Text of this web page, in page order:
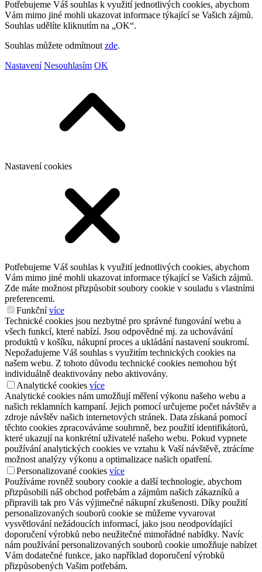
Potřebujeme Váš souhlas k využití jednotlivých cookies, abychom
Vám mimo jiné mohli ukazovat informace týkající se Vašich zájmů.
Souhlas udělíte kliknutím na „OK“.
Souhlas můžete odmítnout zde.
Nastavení Nesouhlasím OK
Nastavení cookies
Potřebujeme Váš souhlas k využití jednotlivých cookies, abychom
Vám mimo jiné mohli ukazovat informace týkající se Vašich zájmů.
Zde máte možnost přizpůsobit soubory cookie v souladu s vlastními
preferencemi.
Funkční více
Technické cookies jsou nezbytné pro správné fungování webu a
všech funkcí, které nabízí. Jsou odpovědné mj. za uchovávání
produktů v košíku, nákupní proces a ukládání nastavení soukromí.
Nepožadujeme Váš souhlas s využitím technických cookies na
našem webu. Z tohoto důvodu technické cookies nemohou být
individuálně deaktivovány nebo aktivovány.
Analytické cookies více
Analytické cookies nám umožňují měření výkonu našeho webu a
našich reklamních kampaní. Jejich pomocí určujeme počet návštěv a
zdroje návštěv našich internetových stránek. Data získaná pomocí
těchto cookies zpracováváme souhrnně, bez použití identifikátorů,
které ukazují na konkrétní uživatelé našeho webu. Pokud vypnete
používání analytických cookies ve vztahu k Vaší návštěvě, ztrácíme
možnost analýzy výkonu a optimalizace našich opatření.
Personalizované cookies více
Používáme rovněž soubory cookie a další technologie, abychom
přizpůsobili náš obchod potřebám a zájmům našich zákazníků a
připravili tak pro Vás výjimečné nákupní zkušenosti. Díky použití
personalizovaných souborů cookie se můžeme vyvarovat
vysvětlování nežádoucích informací, jako jsou neodpovídající
doporučení výrobků nebo neužitečné mimořádné nabídky. Navíc
nám používání personalizovaných souborů cookie umožňuje nabízet
Vám dodatečné funkce, jako například doporučení výrobků
přizpůsobených Vašim potřebám.